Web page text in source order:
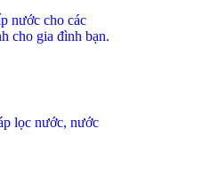
nước cho các
cho gia đình bạn.
lọc nước, nước